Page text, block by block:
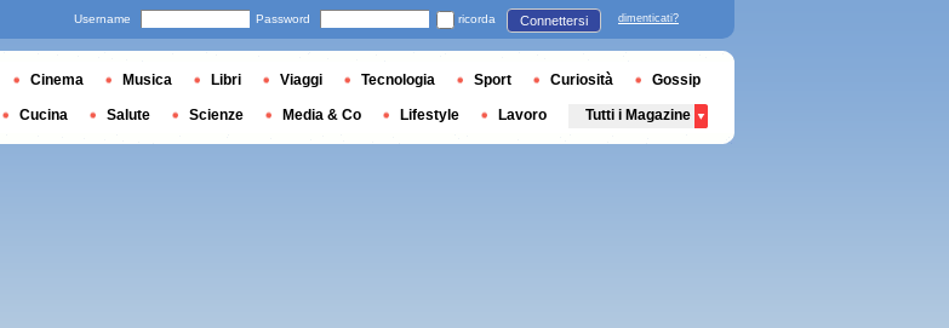
Username Password ricorda Connettersi dimenticati?
Cinema Musica Libri Viaggi Tecnologia Sport Curiosità Gossip
Cucina Salute Scienze Media & Co Lifestyle Lavoro Tutti i Magazine